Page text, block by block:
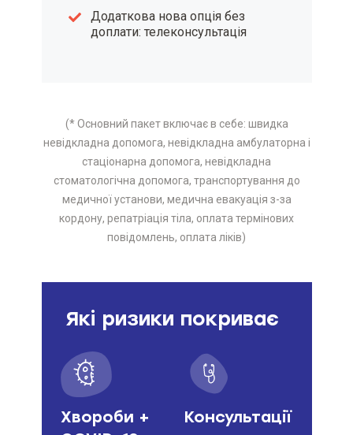
Додаткова нова опція без
доплати: телеконсультація
(* Основний пакет включає в себе: швидка
невідкладна допомога, невідкладна амбулаторна і
стаціонарна допомога, невідкладна
стоматологічна допомога, транспортування до
медичної установи, медична евакуація з-за
кордону, репатріація тіла, оплата термінових
повідомлень, оплата ліків)
Які ризики покриває
Хвороби +
Консультації